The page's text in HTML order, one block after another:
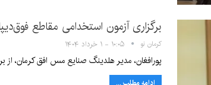
برگزاری آزمون استخدامی مقاطع
کرمان نو ۱۰:۰۵ - ۱ خرداد ۱۴۰۴
پورافغان، مدیر هلدینگ صنایع مس افق کرمان، از برگزاری
ادامه مطلب ...